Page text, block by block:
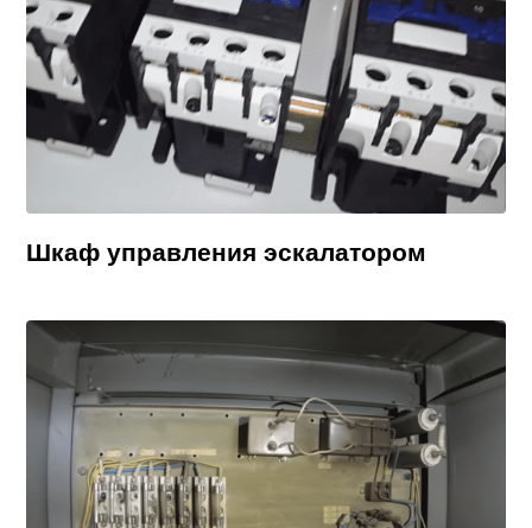
Шкаф управления эскалатором